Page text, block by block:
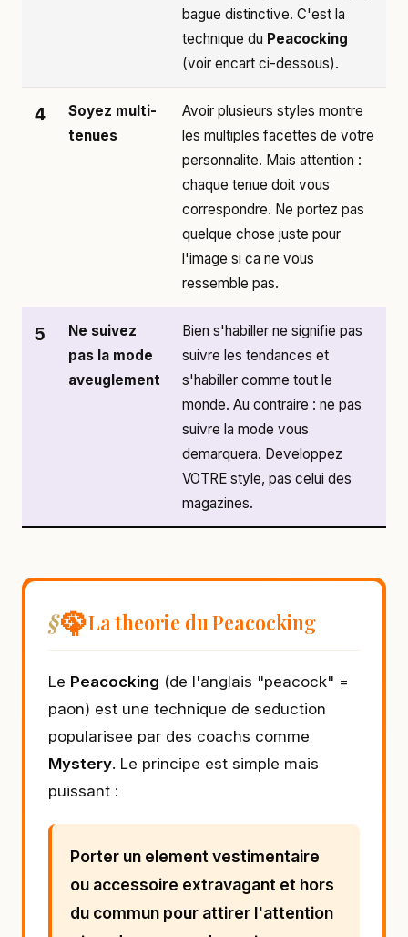
bague distinctive. C'est la
technique du Peacocking
(voir encart ci-dessous).
4
Soyez multi-
tenues
Avoir plusieurs styles montre
les multiples facettes de votre
personnalite. Mais attention :
chaque tenue doit vous
correspondre. Ne portez pas
quelque chose juste pour
l'image si ca ne vous
ressemble pas.
5
Ne suivez
pas la mode
aveuglement
Bien s'habiller ne signifie pas
suivre les tendances et
s'habiller comme tout le
monde. Au contraire : ne pas
suivre la mode vous
demarquera. Developpez
VOTRE style, pas celui des
magazines.
🦚La theorie du Peacocking
Le Peacocking (de l'anglais "peacock" =
paon) est une technique de seduction
popularisee par des coachs comme
Mystery. Le principe est simple mais
puissant :
Porter un element vestimentaire
ou accessoire extravagant et hors
du commun pour attirer l'attention